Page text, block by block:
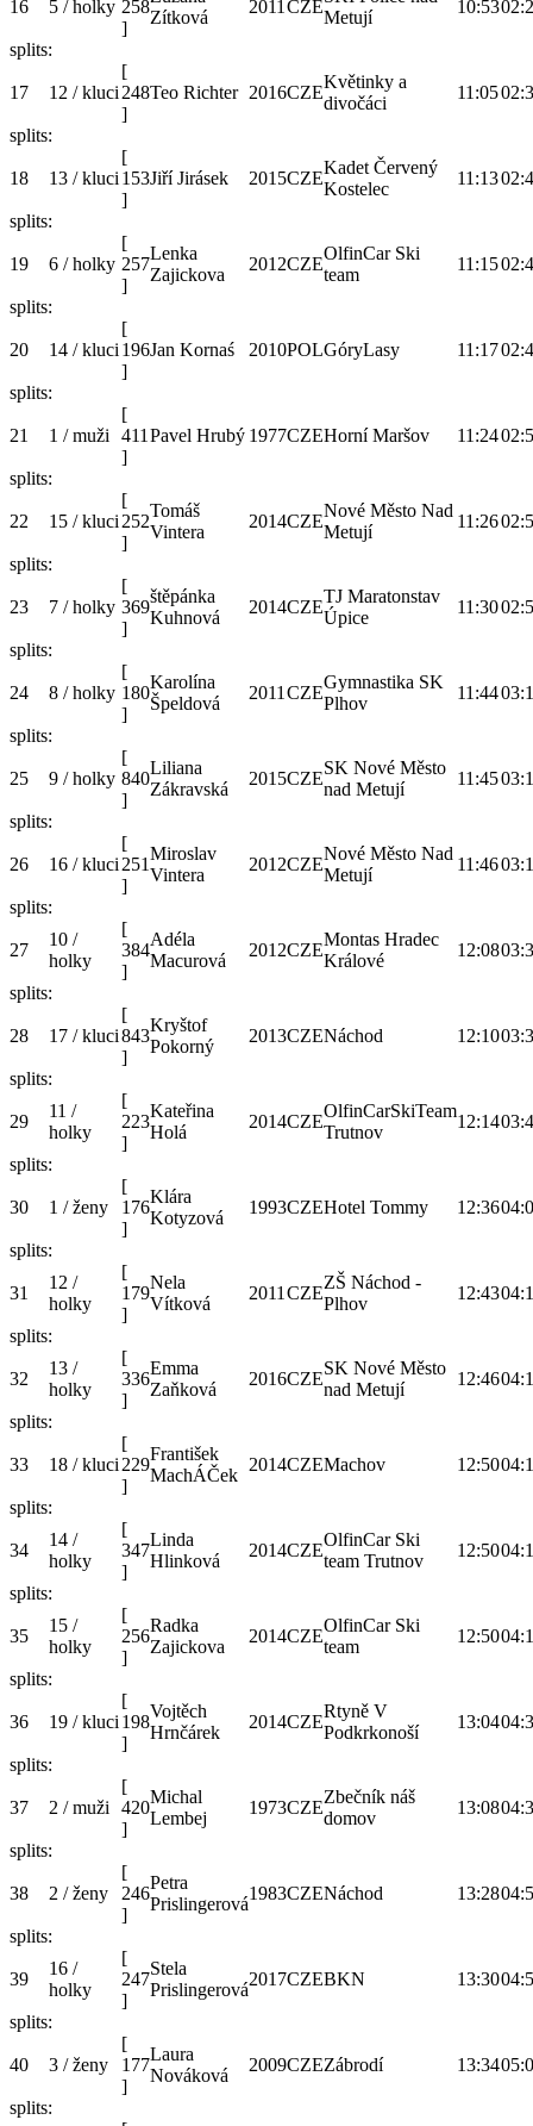
16 5 / holky 258
]
Zítková
2011 CZE
Metují
10:53
splits:
17 12 / kluci
[
248
]
Teo Richter 2016CZE
Květinky a
divočáci
11:05
splits:
18 13 / kluci
[
153
]
Jiří Jirásek 2015CZE
Kadet Červený
Kostelec
11:13
splits:
19 6 / holky
[
257
]
Lenka
Zajickova
2012CZE
OlfinCar Ski
team
11:15
splits:
20 14 / kluci
[
196
]
Jan Kornaś 2010POLGóryLasy 11:17
splits:
21 1 / muži
[
411
]
Pavel Hrubý 1977CZEHorní Maršov 11:24
splits:
22 15 / kluci
[
252
]
Tomáš
Vintera
2014CZE
Nové Město Nad
Metují
11:26
splits:
23 7 / holky
[
369
]
štěpánka
Kuhnová
2014CZE
TJ Maratonstav
Úpice
11:30
splits:
24 8 / holky
[
180
]
Karolína
Špeldová
2011 CZE
Gymnastika SK
Plhov
11:44
splits:
25 9 / holky
[
840
]
Liliana
Zákravská
2015CZE
SK Nové Město
nad Metují
11:45
splits:
26 16 / kluci
[
251
]
Miroslav
Vintera
2012CZE
Nové Město Nad
Metují
11:46
splits:
27
10 /
holky
[
384
]
Adéla
Macurová
2012CZE
Montas Hradec
Králové
12:08
splits:
28 17 / kluci
[
843
]
Kryštof
Pokorný
2013CZENáchod 12:10
splits:
29
11 /
holky
[
223
]
Kateřina
Holá
2014CZE
OlfinCarSkiTeam
Trutnov
12:14
splits:
30 1 / ženy
[
176
]
Klára
Kotyzová
1993CZEHotel Tommy 12:36
splits:
31
12 /
holky
[
179
]
Nela
Vítková
2011 CZE
ZŠ Náchod -
Plhov
12:43
splits:
32
13 /
holky
[
336
]
Emma
Zaňková
2016CZE
SK Nové Město
nad Metují
12:46
splits:
33 18 / kluci
[
229
]
František
MachÁČek
2014CZEMachov 12:50
splits:
34
14 /
holky
[
347
]
Linda
Hlinková
2014CZE
OlfinCar Ski
team Trutnov
12:50
splits:
35
15 /
holky
[
256
]
Radka
Zajickova
2014CZE
OlfinCar Ski
team
12:50
splits:
36 19 / kluci
[
198
]
Vojtěch
Hrnčárek
2014CZE
Rtyně V
Podkrkonoší
13:04
splits:
37 2 / muži
[
420
]
Michal
Lembej
1973CZE
Zbečník náš
domov
13:08
splits:
38 2 / ženy
[
246
]
Petra
Prislingerová
1983CZENáchod 13:28
splits:
39
16 /
holky
[
247
]
Stela
Prislingerová
2017CZEBKN 13:30
splits:
40 3 / ženy
[
177
]
Laura
Nováková
2009CZEZábrodí 13:34
splits: